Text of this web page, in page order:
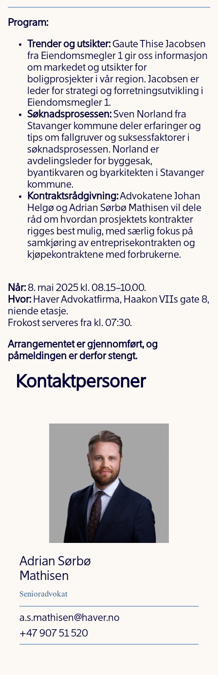
Program:
Trender og utsikter: Gaute Thise Jacobsen
fra Eiendomsmegler 1 gir oss informasjon
om markedet og utsikter for
boligprosjekter i vår region. Jacobsen er
leder for strategi og forretningsutvikling i
Eiendomsmegler 1.
Søknadsprosessen: Sven Norland fra
Stavanger kommune deler erfaringer og
tips om fallgruver og suksessfaktorer i
søknadsprosessen. Norland er
avdelingsleder for byggesak,
byantikvaren og byarkitekten i Stavanger
kommune.
Kontraktsrådgivning:Advokatene Johan
Helgø og Adrian Sørbø Mathisen vil dele
råd om hvordan prosjektets kontrakter
rigges best mulig, med særlig fokus på
samkjøring av entreprisekontrakten og
kjøpekontraktene med forbrukerne.
Når: 8. mai 2025 kl. 08.15–10.00.
Hvor: Haver Advokatfirma, Haakon VIIs gate 8,
niende etasje.
Frokost serveres fra kl. 07:30.
Arrangementet er gjennomført, og
påmeldingen er derfor stengt.
Kontaktpersoner
Adrian Sørbø
Mathisen
Senioradvokat
a.s.mathisen@haver.no
+47 907 51 520